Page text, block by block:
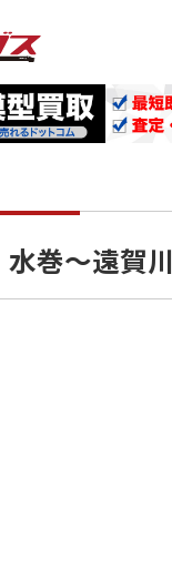
巻～遠賀川